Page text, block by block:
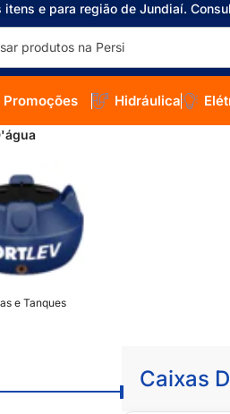
e para região de Jundiaí.
Promoções Hidráulica
e Tanques
Caixas